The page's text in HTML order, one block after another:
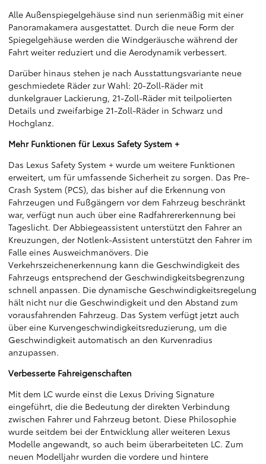
Alle Außenspiegelgehäuse sind nun serienmäßig mit einer
Panoramakamera ausgestattet. Durch die neue Form der
Spiegelgehäuse werden die Windgeräusche während der
Fahrt weiter reduziert und die Aerodynamik verbessert.
Darüber hinaus stehen je nach Ausstattungsvariante neue
geschmiedete Räder zur Wahl: 20-Zoll-Räder mit
dunkelgrauer Lackierung, 21-Zoll-Räder mit teilpolierten
Details und zweifarbige 21-Zoll-Räder in Schwarz und
Hochglanz.
Mehr Funktionen für Lexus Safety System +
Das Lexus Safety System + wurde um weitere Funktionen
erweitert, um für umfassende Sicherheit zu sorgen. Das Pre-
Crash System (PCS), das bisher auf die Erkennung von
Fahrzeugen und Fußgängern vor dem Fahrzeug beschränkt
war, verfügt nun auch über eine Radfahrererkennung bei
Tageslicht. Der Abbiegeassistent unterstützt den Fahrer an
Kreuzungen, der Notlenk-Assistent unterstützt den Fahrer im
Falle eines Ausweichmanövers. Die
Verkehrszeichenerkennung kann die Geschwindigkeit des
Fahrzeugs entsprechend der Geschwindigkeitsbegrenzung
schnell anpassen. Die dynamische Geschwindigkeitsregelung
hält nicht nur die Geschwindigkeit und den Abstand zum
vorausfahrenden Fahrzeug. Das System verfügt jetzt auch
über eine Kurvengeschwindigkeitsreduzierung, um die
Geschwindigkeit automatisch an den Kurvenradius
anzupassen.
Verbesserte Fahreigenschaften
Mit dem LC wurde einst die Lexus Driving Signature
eingeführt, die die Bedeutung der direkten Verbindung
zwischen Fahrer und Fahrzeug betont. Diese Philosophie
wurde seitdem bei der Entwicklung aller weiteren Lexus
Modelle angewandt, so auch beim überarbeiteten LC. Zum
neuen Modelljahr wurden die vordere und hintere